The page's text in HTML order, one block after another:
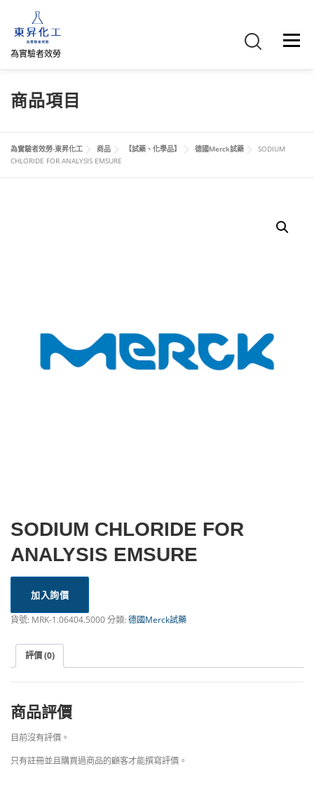
為實驗者效勞
選單
首頁 關於我們
網路商店 直購專區 詢價車、購物車/會員
商品項目
為實驗者效勞-東昇化工 商品 【試藥、化學品】 德國Merck試藥
SODIUM
CHLORIDE FOR ANALYSIS EMSURE
SODIUM CHLORIDE FOR
ANALYSIS EMSURE
加入詢價
貨號: MRK-1.06404.5000分類:德國Merck試藥
評價 (0)
商品評價
目前沒有評價。
只有註冊並且購買過商品的顧客才能撰寫評價。